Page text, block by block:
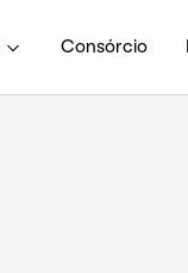
Consórcio